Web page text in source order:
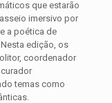
que estarão
imersivo por
a poética de
edição, os
coordenador
temas como